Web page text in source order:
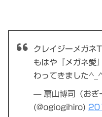
クレイジーメガネ
もはや『メガネ愛
わってきました
— 扇山博司（おぎ
(@ogiogihiro)